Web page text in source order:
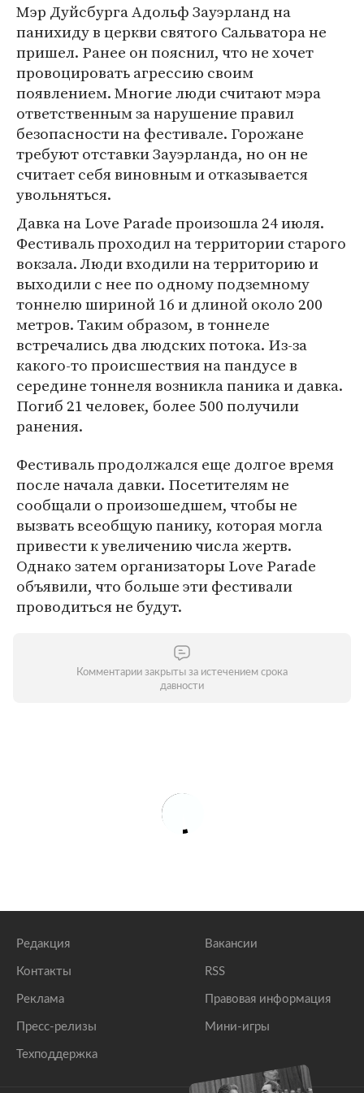
Мэр Дуйсбурга Адольф Зауэрланд на
панихиду в церкви святого Сальватора не
пришел. Ранее он пояснил, что не хочет
провоцировать агрессию своим
появлением. Многие люди считают мэра
ответственным за нарушение правил
безопасности на фестивале. Горожане
требуют отставки Зауэрланда, но он не
считает себя виновным и отказывается
увольняться.
Давка на Love Parade произошла 24 июля.
Фестиваль проходил на территории старого
вокзала. Люди входили на территорию и
выходили с нее по одному подземному
тоннелю шириной 16 и длиной около 200
метров. Таким образом, в тоннеле
встречались два людских потока. Из-за
какого-то происшествия на пандусе в
середине тоннеля возникла паника и давка.
Погиб 21 человек, более 500 получили
ранения.
Фестиваль продолжался еще долгое время
после начала давки. Посетителям не
сообщали о произошедшем, чтобы не
вызвать всеобщую панику, которая могла
привести к увеличению числа жертв.
Однако затем организаторы Love Parade
объявили, что больше эти фестивали
проводиться не будут.
Комментарии закрыты за истечением срока
давности
Редакция
Контакты
Реклама
Пресс-релизы
Техподдержка
Вакансии
RSS
Правовая информация
Мини-игры